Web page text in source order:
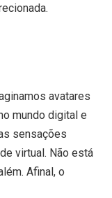
avatares
mundo digital e
sensações
virtual. Não está
Afinal, o